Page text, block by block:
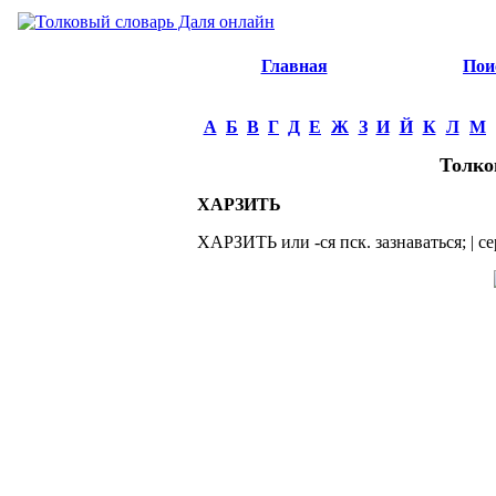
Главная
А Б В Г Д Е Ж З И Й К Л М
ХАРЗИТЬ
ХАРЗИТЬ или -ся пск. зазнаваться; |